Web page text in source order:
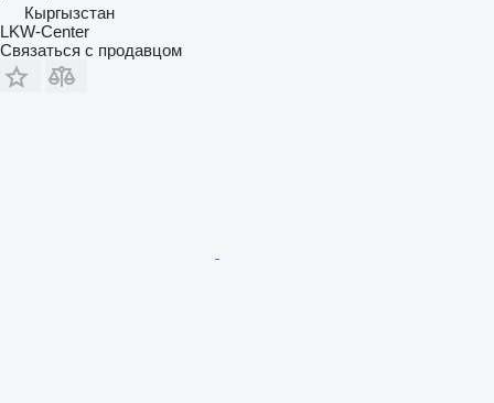
Кыргызстан
LKW-Center
Связаться с продавцом